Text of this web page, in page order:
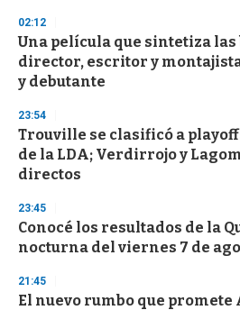
s
e
c
o
n
d
02:12
Una película que sintetiza las
director, escritor y
y debutante
23:54
Trouville se clasificó a
de la LDA; Verdirrojo y
directos
23:45
Conocé los resultados de la
nocturna del viernes 7 de
21:45
El nuevo rumbo que promete